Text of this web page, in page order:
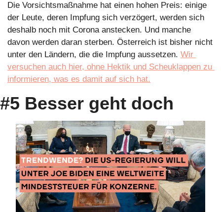
Die Vorsichtsmaßnahme hat einen hohen Preis: einige
der Leute, deren Impfung sich verzögert, werden sich
deshalb noch mit Corona anstecken. Und manche
davon werden daran sterben. Österreich ist bisher nicht
unter den Ländern, die die Impfung aussetzen. Wir
versuchen auch hier, ohne Hektik und Scheuklappen zu
informieren, was es damit auf sich hat.
#5 Besser geht doch